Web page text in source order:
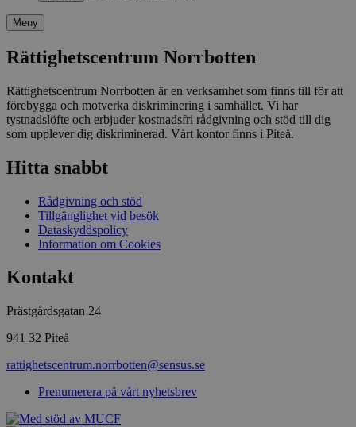
Meny
Rättighetscentrum Norrbotten
Rättighetscentrum Norrbotten är en verksamhet som finns till för att
förebygga och motverka diskriminering i samhället. Vi har
tystnadslöfte och erbjuder kostnadsfri rådgivning och stöd till dig
som upplever dig diskriminerad. Vårt kontor finns i Piteå.
Hitta snabbt
Rådgivning och stöd
Tillgänglighet vid besök
Dataskyddspolicy
Information om Cookies
Kontakt
Prästgårdsgatan 24
941 32 Piteå
rattighetscentrum.norrbotten@sensus.se
Prenumerera på vårt nyhetsbrev